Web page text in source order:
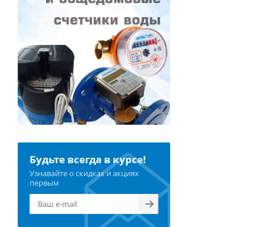
Будьте всегда в курсе!
Узнавайте о скидках и акциях
первым